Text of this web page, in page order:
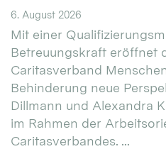
6. August 2026
Mit einer
Betreuungskraft eröffnet
Caritasverband
Behinderung neue
Dillmann und Alexandra
im Rahmen der
Caritasverbandes. ...